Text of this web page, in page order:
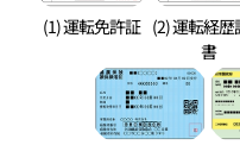
(1) 運転免許証 (2) 運転経歴
書